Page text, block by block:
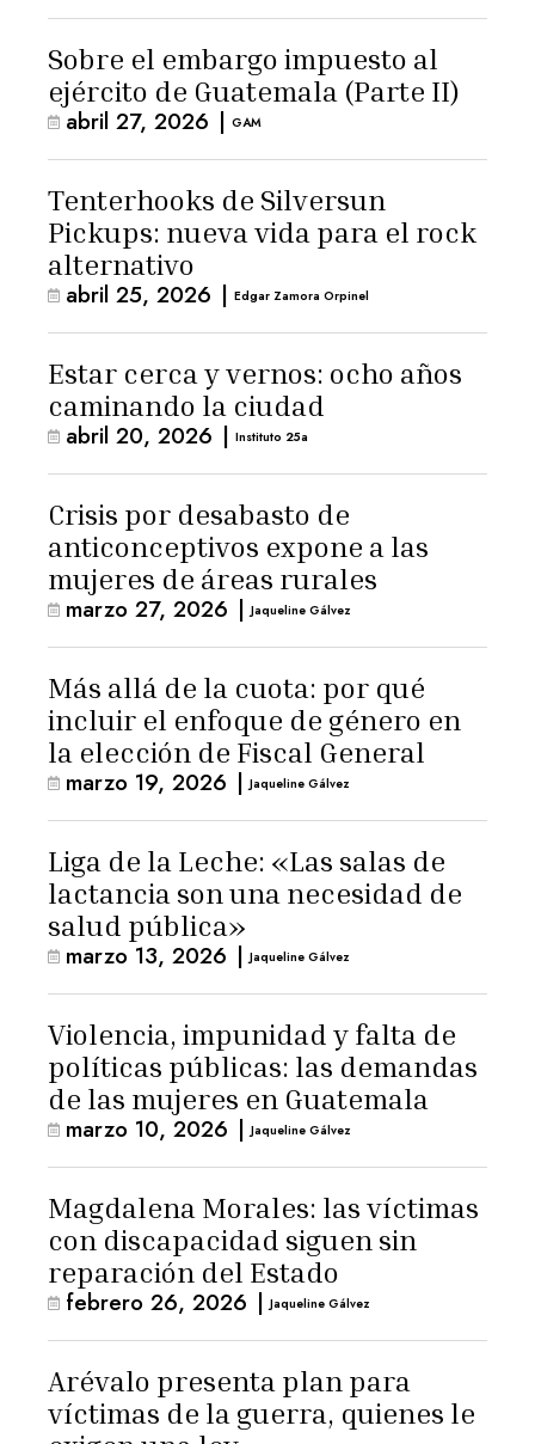
Sobre el embargo impuesto al
ejército de Guatemala (Parte II)
abril 27, 2026 | GAM
Tenterhooks de Silversun
Pickups: nueva vida para el rock
alternativo
abril 25, 2026 | Edgar Zamora Orpinel
Estar cerca y vernos: ocho años
caminando la ciudad
abril 20, 2026 | Instituto 25a
Crisis por desabasto de
anticonceptivos expone a las
mujeres de áreas rurales
marzo 27, 2026 | Jaqueline Gálvez
Más allá de la cuota: por qué
incluir el enfoque de género en
la elección de Fiscal General
marzo 19, 2026 | Jaqueline Gálvez
Liga de la Leche: «Las salas de
lactancia son una necesidad de
salud pública»
marzo 13, 2026 | Jaqueline Gálvez
Violencia, impunidad y falta de
políticas públicas: las demandas
de las mujeres en Guatemala
marzo 10, 2026 | Jaqueline Gálvez
Magdalena Morales: las víctimas
con discapacidad siguen sin
reparación del Estado
febrero 26, 2026 | Jaqueline Gálvez
Arévalo presenta plan para
víctimas de la guerra, quienes le